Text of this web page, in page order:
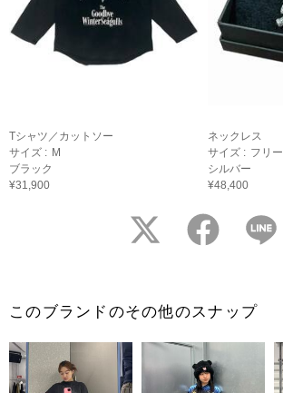
Tシャツ／カットソー
サイズ : M
ブラック
¥31,900
ネックレス
サイズ : フリー
シルバー
¥48,400
twitter facebook
このブランドのその他のスナップ